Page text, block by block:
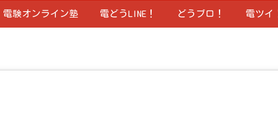
電験オンライン塾 電どうLINE！ どうブロ！ 電ツイ